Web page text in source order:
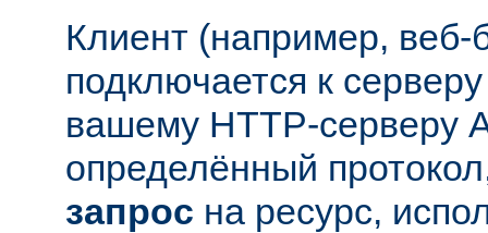
Клиент (например, веб-
подключается к
вашему HTTP-серверу
определённый
запрос на ресурс,